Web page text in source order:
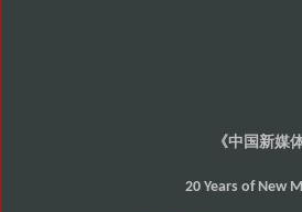
《中国新媒
20 Years of New